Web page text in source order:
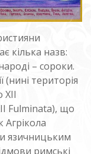
кілька назв:
– сороки.
(нині територія
XII
Fulminata), що
Агрікола
язичницьким
римські